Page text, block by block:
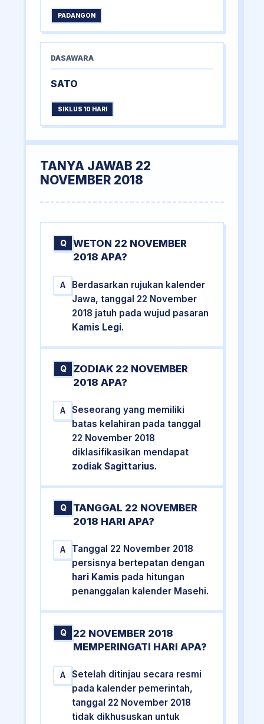
PADANGON
DASAWARA
SATO
SIKLUS 10 HARI
TANYA JAWAB 22
NOVEMBER 2018
Q
WETON 22 NOVEMBER
2018 APA?
A
Berdasarkan rujukan kalender
Jawa, tanggal 22 November
2018 jatuh pada wujud pasaran
Kamis Legi.
Q
ZODIAK 22 NOVEMBER
2018 APA?
A
Seseorang yang memiliki
batas kelahiran pada tanggal
22 November 2018
diklasifikasikan mendapat
zodiak Sagittarius.
Q
TANGGAL 22 NOVEMBER
2018 HARI APA?
A
Tanggal 22 November 2018
persisnya bertepatan dengan
hari Kamis pada hitungan
penanggalan kalender Masehi.
Q
22 NOVEMBER 2018
MEMPERINGATI HARI APA?
A
Setelah ditinjau secara resmi
pada kalender pemerintah,
tanggal 22 November 2018
tidak dikhususkan untuk